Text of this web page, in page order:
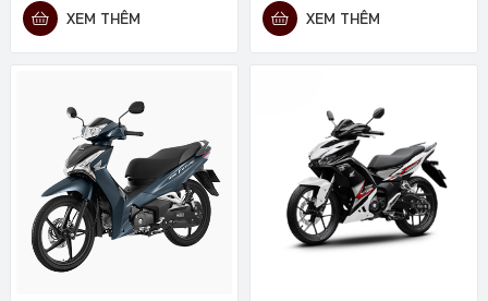
XEM THÊM
từ
76.500.000 đ
XEM THÊM